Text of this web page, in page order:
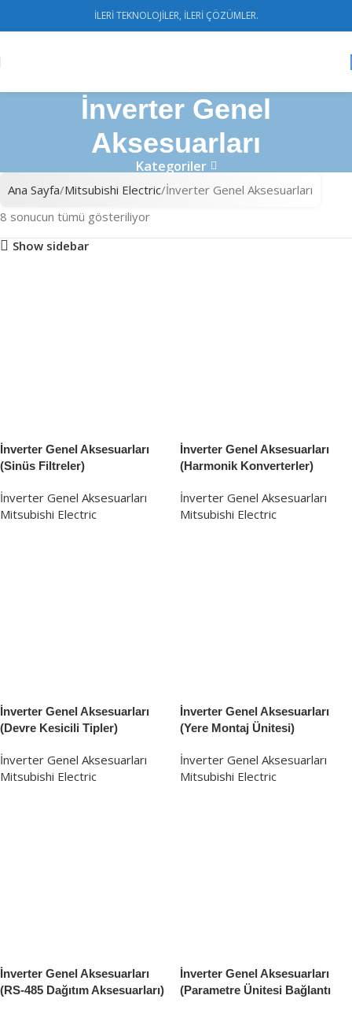
İLERİ TEKNOLOJİLER, İLERİ ÇÖZÜMLER.
İnverter Genel
Aksesuarları
Kategoriler
Ana Sayfa Mitsubishi Electric İnverter Genel Aksesuarları
8 sonucun tümü gösteriliyor
Show sidebar
İnverter Genel Aksesuarları
(Sinüs Filtreler)
İnverter Genel Aksesuarları
Mitsubishi Electric
İnverter Genel Aksesuarları
(Harmonik Konverterler)
İnverter Genel Aksesuarları
Mitsubishi Electric
İnverter Genel Aksesuarları
(Devre Kesicili Tipler)
İnverter Genel Aksesuarları
Mitsubishi Electric
İnverter Genel Aksesuarları
(Yere Montaj Ünitesi)
İnverter Genel Aksesuarları
Mitsubishi Electric
İnverter Genel Aksesuarları
(RS-485 Dağıtım Aksesuarları)
İnverter Genel Aksesuarları
(Parametre Ünitesi Bağlantı